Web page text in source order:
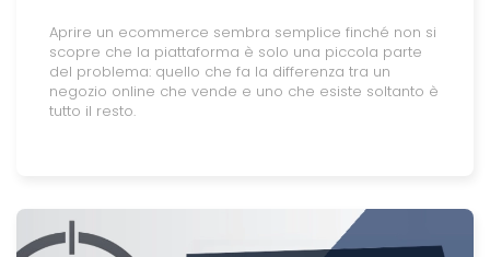
Aprire un ecommerce sembra semplice finché non si
scopre che la piattaforma è solo una piccola parte
del problema: quello che fa la differenza tra un
negozio online che vende e uno che esiste soltanto è
tutto il resto.